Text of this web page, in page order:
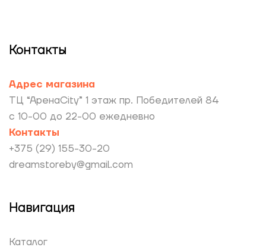
Контакты
Адрес магазина
ТЦ “АренаCity” 1 этаж пр. Победителей 84
с 10-00 до 22-00 ежедневно
Контакты
+375 (29) 155-30-20
dreamstoreby@gmail.com
Навигация
Каталог